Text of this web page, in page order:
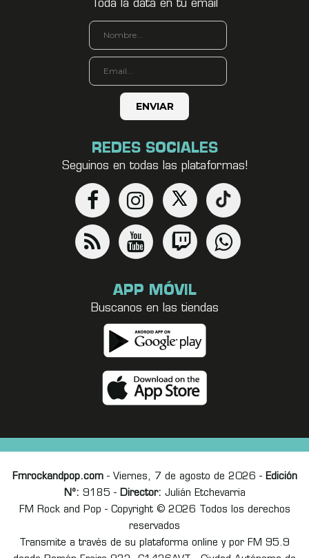
Toda la data en tu email
REDES SOCIALES
Seguinos en todas las plataformas!
APP MÓVIL
Buscanos en las tiendas
Fmrockandpop.com- Viernes, 7 de agosto de 2026 - Edición
Nº: 9185 - Director: Julián Etchevarria
FM Rock and Pop - Copyright © 2026 Todos los derechos
reservados
Transmite a través de su plataforma online y por FM 95.9